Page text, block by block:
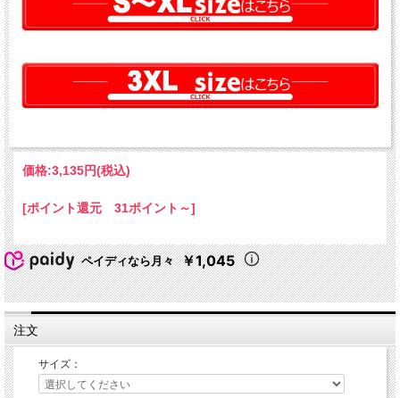
価格:3,135円(税込)
[ポイント還元 31ポイント～]
ペイディなら月々 ￥1,045
注文
サイズ：